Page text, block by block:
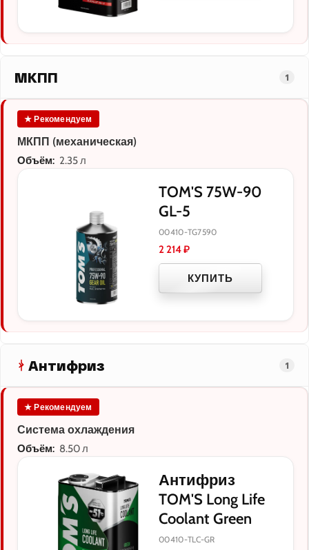
МКПП 1
★ Рекомендуем
МКПП (механическая)
Объём: 2.35 л
TOM'S 75W-90
GL-5
00410-TG7590
2 214₽
КУПИТЬ
Антифриз 1
★ Рекомендуем
Система охлаждения
Объём: 8.50 л
Антифриз
TOM'S Long Life
Coolant Green
00410-TLC-GR